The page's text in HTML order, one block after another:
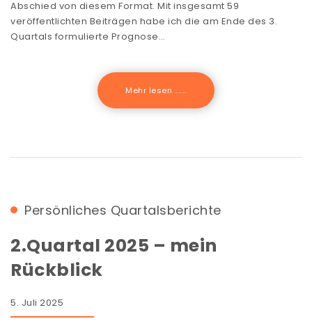
Abschied von diesem Format. Mit insgesamt 59
veröffentlichten Beiträgen habe ich die am Ende des 3.
Quartals formulierte Prognose…
Mehr lesen .......
Persönliches Quartalsberichte
2.Quartal 2025 – mein
Rückblick
5. Juli 2025